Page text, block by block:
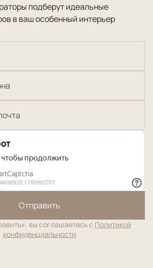
подберут идеальные
в ваш особенный интерьер
Отправить
вы соглашаетесь с Политикой
конфиденциальности